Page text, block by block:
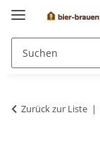
Zurück zur Liste